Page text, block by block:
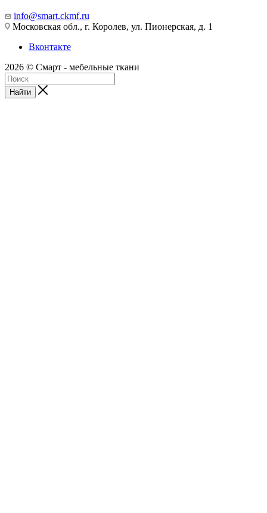
info@smart.ckmf.ru
Московская обл., г. Королев, ул. Пионерская, д. 1
Вконтакте
2026 © Смарт - мебельные ткани
Найти